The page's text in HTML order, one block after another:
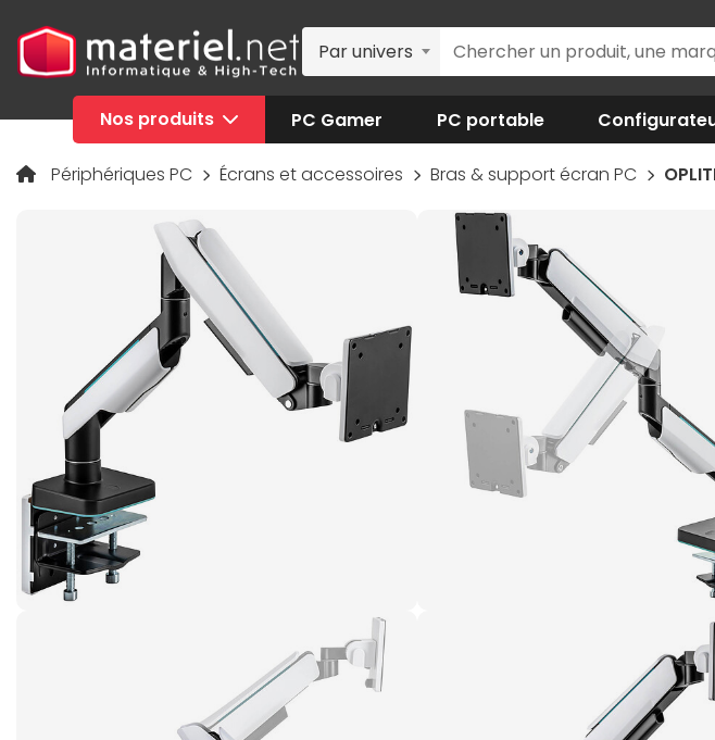
Par univers
Nos produits PC Gamer PC portable
Périphériques PC Écrans et accessoires Bras & support écran PC